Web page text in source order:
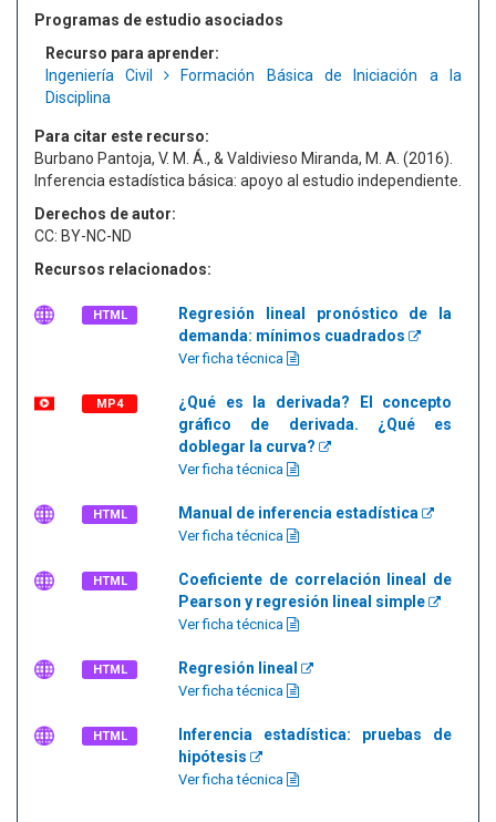
Programas de estudio asociados
Recurso para aprender:
Ingeniería Civil
Formación Básica de Iniciación a la
Disciplina
Para citar este recurso:
Burbano Pantoja, V. M. Á., & Valdivieso Miranda, M. A. (2016).
Inferencia estadística básica: apoyo al estudio independiente.
Derechos de autor:
CC: BY-NC-ND
Recursos relacionados:
HTML
Regresión lineal pronóstico de la
demanda: mínimos cuadrados
Ver ficha técnica
MP4
¿Qué es la derivada? El concepto
gráfico de derivada. ¿Qué es
doblegar la curva?
Ver ficha técnica
HTML Manual de inferencia estadística
Ver ficha técnica
HTML
Coeficiente de correlación lineal de
Pearson y regresión lineal simple
Ver ficha técnica
HTML Regresión lineal
Ver ficha técnica
HTML
Inferencia estadística: pruebas de
hipótesis
Ver ficha técnica